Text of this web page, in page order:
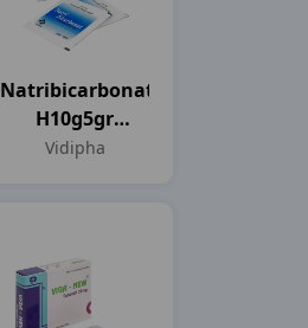
Natribicarbonat
H10g5gr
Vidipha
Vidipha